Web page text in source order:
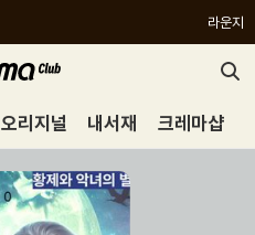
라운지
오리지널 내서재 크레마샵